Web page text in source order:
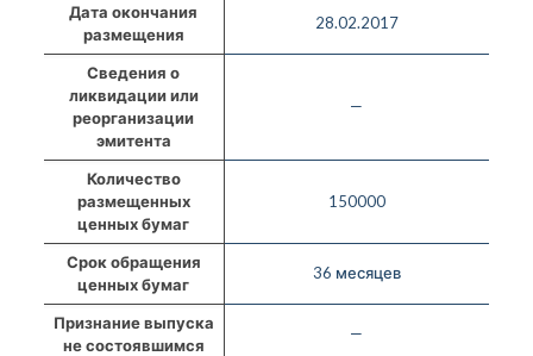
Дата окончания
размещения
28.02.2017
Сведения о
ликвидации или
реорганизации
эмитента
—
Количество
размещенных
ценных бумаг
150000
Срок обращения
ценных бумаг
36 месяцев
Признание выпуска
не состоявшимся
—